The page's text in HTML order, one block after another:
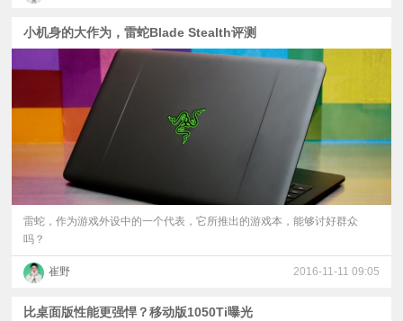
小机身的大作为，雷蛇Blade Stealth评测
雷蛇，作为游戏外设中的一个代表，它所推出的游戏本，能够讨好群众
吗？
崔野 2016-11-11 09:05
比桌面版性能更强悍？移动版1050Ti曝光